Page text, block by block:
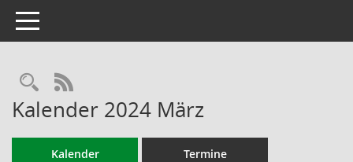
Toggle navigation
RSS-Feed
Kalender 2024 März
Kalender Termine